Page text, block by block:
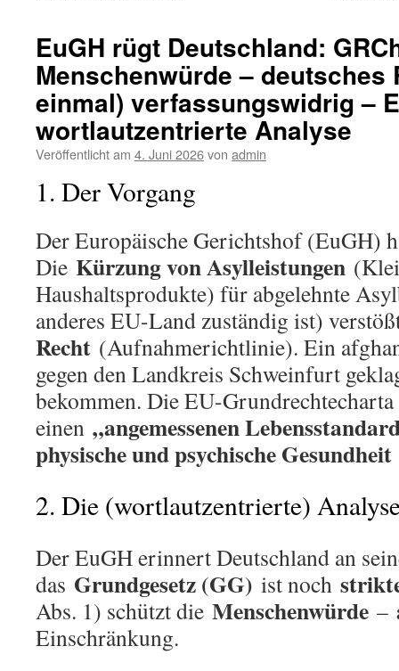
EuGH rügt Deutschland:
Menschenwürde – deutsches
einmal) verfassungswidrig –
wortlautzentrierte Analyse
Veröffentlicht am 4. Juni 2026von admin
1. Der Vorgang
Der Europäische Gerichtshof (EuGH)
Die Kürzung von Asylleistungen
Haushaltsprodukte) für abgelehnte
anderes EU-Land zuständig ist)
Recht (Aufnahmerichtlinie). Ein
gegen den Landkreis Schweinfurt
bekommen. Die EU-
einen „angemessenen
physische und psychische Gesundheit
2. Die (wortlautzentrierte)
Der EuGH erinnert Deutschland an
das Grundgesetz (GG) ist noch
Abs. 1) schützt die Menschenwürde –
Einschränkung.